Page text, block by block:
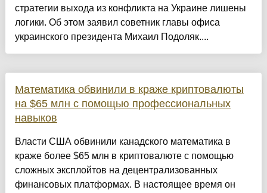
стратегии выхода из конфликта на Украине лишены
логики. Об этом заявил советник главы офиса
украинского президента Михаил Подоляк....
Математика обвинили в краже криптовалюты
на $65 млн с помощью профессиональных
навыков
Власти США обвинили канадского математика в
краже более $65 млн в криптовалюте с помощью
сложных эксплойтов на децентрализованных
финансовых платформах. В настоящее время он